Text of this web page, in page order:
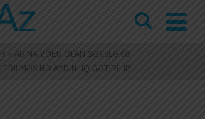
» ADINA VÖEN OLAN ŞƏXSLƏRƏ
AYDINLIQ GƏTIRILIB